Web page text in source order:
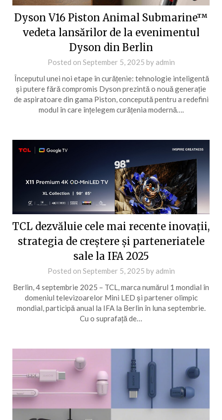
Dyson V16 Piston Animal Submarine™
vedeta lansărilor de la evenimentul
Dyson din Berlin
Posted on September 5, 2025 by admin
Începutul unei noi etape în curățenie: tehnologie inteligentă
și putere fără compromis Dyson prezintă o nouă generație
de aspiratoare din gama Piston, concepută pentru a redefini
modul în care înțelegem curățenia modernă….
TCL dezvăluie cele mai recente inovații,
strategia de creștere și parteneriatele
sale la IFA 2025
Posted on September 5, 2025 by admin
Berlin, 4 septembrie 2025 – TCL, marca numărul 1 mondial în
domeniul televizoarelor Mini LED și partener olimpic
mondial, participă anual la IFA la Berlin în luna septembrie.
Cu o suprafață de…